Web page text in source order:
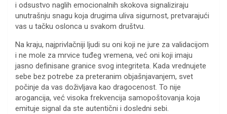
i odsustvo naglih emocionalnih skokova signaliziraju
unutrašnju snagu koja drugima uliva sigurnost, pretvarajući
vas u tačku oslonca u svakom društvu.
Na kraju, najprivlačniji ljudi su oni koji ne jure za validacijom
i ne mole za mrvice tuđeg vremena, već oni koji imaju
jasno definisane granice svog integriteta. Kada vrednujete
sebe bez potrebe za preteranim objašnjavanjem, svet
počinje da vas doživljava kao dragocenost. To nije
arogancija, već visoka frekvencija samopoštovanja koja
emituje signal da ste autentični i dosledni sebi.